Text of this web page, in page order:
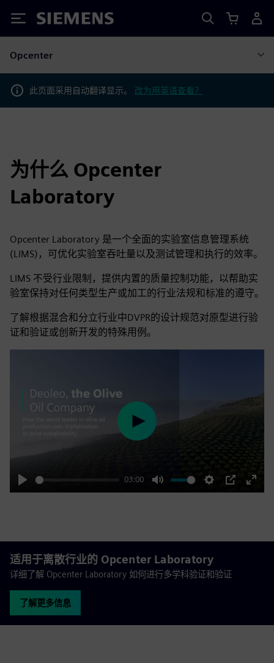
Siemens
Opcenter
此页面采用自动翻译显示。 改为用英语查看？
为什么 Opcenter
Laboratory
Opcenter Laboratory 是一个全面的实验室信息管理系统
(LIMS)，可优化实验室吞吐量以及测试管理和执行的效率。
LIMS 不受行业限制，提供内置的质量控制功能，以帮助实
验室保持对任何类型生产或加工的行业法规和标准的遵守。
了解根据混合和分立行业中DVPR的设计规范对原型进行验
证和验证或创新开发的特殊用例。
Play
03:00
Mute Settings
PIP
Enter
Play
适用于离散行业的 Opcenter Laboratory
详细了解 Opcenter Laboratory 如何进行多学科验证和验证
了解更多信息